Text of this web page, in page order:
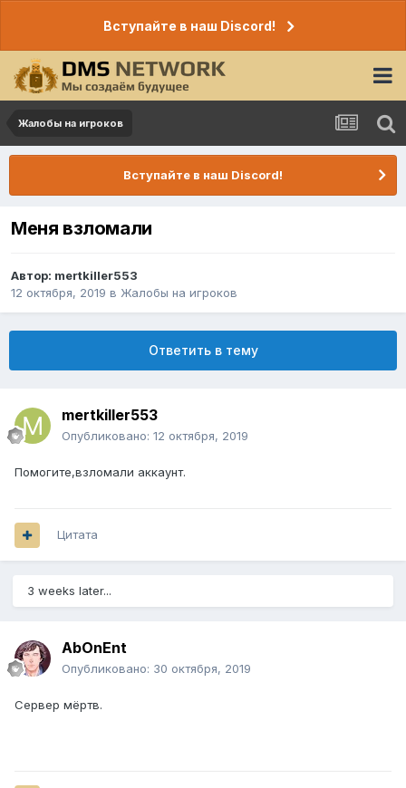
Вступайте в наш Discord!
Жалобы на игроков
Вступайте в наш Discord!
Меня взломали
Автор: mertkiller553
12 октября, 2019 в Жалобы на игроков
Ответить в тему
mertkiller553
Опубликовано: 12 октября, 2019
Помогите,взломали аккаунт.
Цитата
3 weeks later...
AbOnEnt
Опубликовано: 30 октября, 2019
Сервер мёртв.